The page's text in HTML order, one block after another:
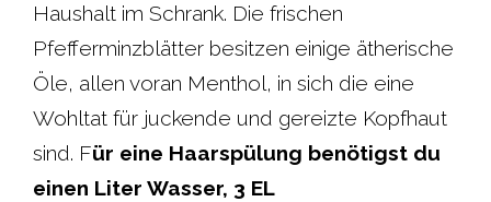
Haushalt im Schrank. Die frischen
Pfefferminzblätter besitzen einige ätherische
Öle, allen voran Menthol, in sich die eine
Wohltat für juckende und gereizte Kopfhaut
sind. Für eine Haarspülung benötigst du
einen Liter Wasser, 3 EL